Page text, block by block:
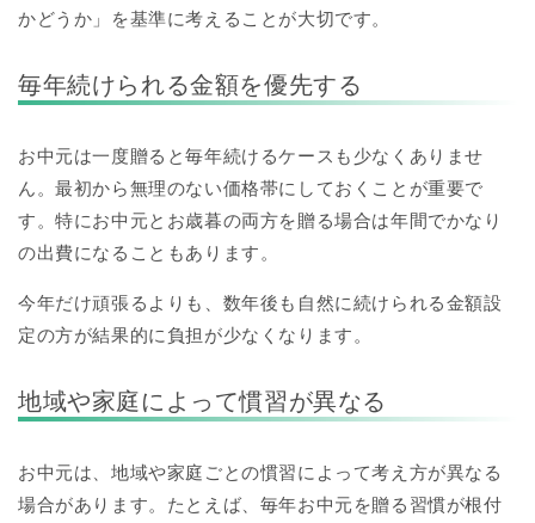
かどうか」を基準に考えることが大切です。
毎年続けられる金額を優先する
お中元は一度贈ると毎年続けるケースも少なくありませ
ん。最初から無理のない価格帯にしておくことが重要で
す。特にお中元とお歳暮の両方を贈る場合は年間でかなり
の出費になることもあります。
今年だけ頑張るよりも、数年後も自然に続けられる金額設
定の方が結果的に負担が少なくなります。
地域や家庭によって慣習が異なる
お中元は、地域や家庭ごとの慣習によって考え方が異なる
場合があります。たとえば、毎年お中元を贈る習慣が根付